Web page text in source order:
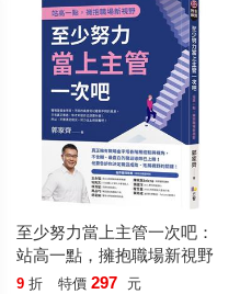
的台中老公寓之外，也希望
窩。
，從外地到台北工作的北漂
靠他一肩扛起，沒有怨言，
行上班，收入也算是白領的
賺錢。
品質，不過您應該也賺了快
至少努力當上主管一次吧：
站高一點，擁抱職場新視野
9 折 特價 297 元